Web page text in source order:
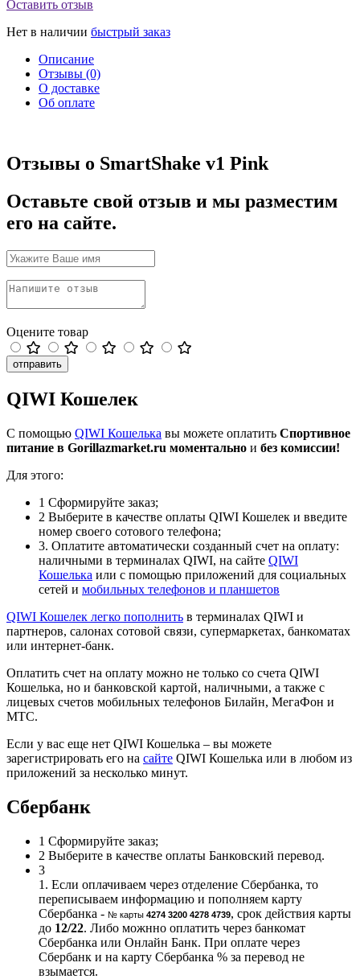
Оставить отзыв
Нет в наличии быстрый заказ
Описание
Отзывы (0)
О доставке
Об оплате
Отзывы о SmartShake v1 Pink
Оставьте свой отзыв и мы разместим
его на сайте.
Оцените товар
отправить
QIWI Кошелек
С помощью QIWI Кошелька вы можете оплатить Спортивное
питание в Gorillazmarket.ru моментально и без комиссии!
Для этого:
1 Сформируйте заказ;
2 Выберите в качестве оплаты QIWI Кошелек и введите
номер своего сотового телефона;
3. Оплатите автоматически созданный счет на оплату:
наличными в терминалах QIWI, на сайте QIWI
Кошелька или с помощью приложений для социальных
сетей и мобильных телефонов и планшетов
QIWI Кошелек легко пополнить в терминалах QIWI и
партнеров, салонах сотовой связи, супермаркетах, банкоматах
или интернет-банк.
Оплатить счет на оплату можно не только со счета QIWI
Кошелька, но и банковской картой, наличными, а также с
лицевых счетов мобильных телефонов Билайн, МегаФон и
МТС.
Если у вас еще нет QIWI Кошелька – вы можете
зарегистрировать его на сайте QIWI Кошелька или в любом из
приложений за несколько минут.
Сбербанк
1 Сформируйте заказ;
2 Выберите в качестве оплаты Банковский перевод.
3
1. Если оплачиваем через отделение Сбербанка, то
переписываем информацию и пополняем карту
Сбербанка - № карты 4274 3200 4278 4739, срок действия карты
до 12/22. Либо можнно оплатить через банкомат
Сбербанка или Онлайн Банк. При оплате через
Сбербанк и на карту Сбербанка % за перевод не
взымается.